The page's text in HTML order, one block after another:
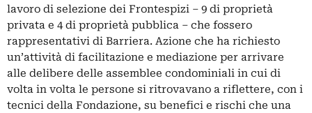
lavoro di selezione dei Frontespizi – 9 di proprietà
privata e 4 di proprietà pubblica – che fossero
rappresentativi di Barriera. Azione che ha richiesto
un’attività di facilitazione e mediazione per arrivare
alle delibere delle assemblee condominiali in cui di
volta in volta le persone si ritrovavano a riflettere, con i
tecnici della Fondazione, su benefici e rischi che una